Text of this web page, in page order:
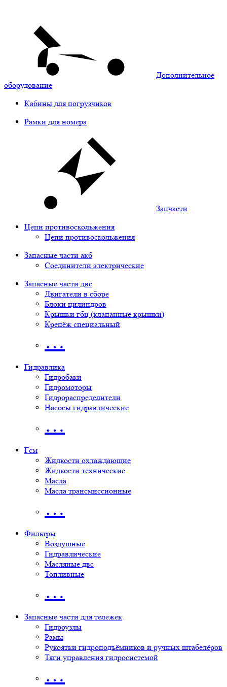
Дополнительное
оборудование
Кабины для погрузчиков
Рамки для номера
Запчасти
Цепи противоскольжения
Цепи противоскольжения
Запасные части акб
Соединители электрические
Запасные части двс
Двигатели в сборе
Блоки цилиндров
Крышки гбц (клапанные крышки)
Крепёж специальный
…
Гидравлика
Гидробаки
Гидромоторы
Гидрораспределители
Насосы гидравлические
…
Гсм
Жидкости охлаждающие
Жидкости технические
Масла
Масла трансмиссионные
…
Фильтры
Воздушные
Гидравлические
Масляные двс
Топливные
…
Запасные части для тележек
Гидроузлы
Рамы
Рукоятки гидроподъёмников и ручных штабелёров
Тяги управления гидросистемой
…